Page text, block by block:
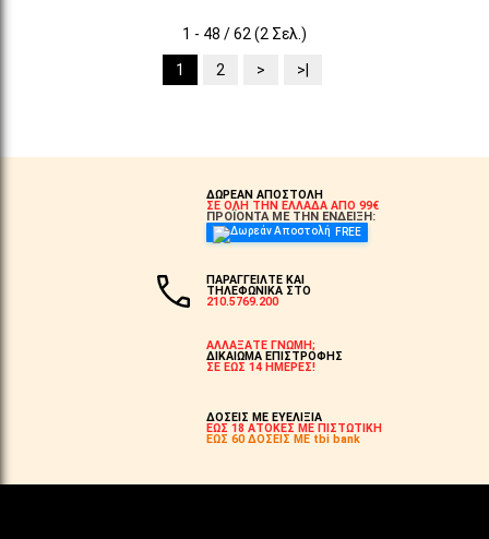
1 - 48 / 62 (2 Σελ.)
1 2 > >|
ΔΩΡΕΑΝ ΑΠΟΣΤΟΛΗ
ΣΕ ΟΛΗ ΤΗΝ ΕΛΛΑΔΑ ΑΠΟ 99€
ΠΡΟΪΟΝΤΑ ΜΕ ΤΗΝ ΕΝΔΕΙΞΗ:
FREE
ΠΑΡΑΓΓΕΙΛΤΕ ΚΑΙ
ΤΗΛΕΦΩΝΙΚΑ ΣΤΟ
210.5769.200
ΑΛΛΑΞΑΤΕ ΓΝΩΜΗ;
ΔΙΚΑΙΩΜΑ ΕΠΙΣΤΡΟΦΗΣ
ΣΕ ΕΩΣ 14 ΗΜΕΡΕΣ!
ΔΟΣΕΙΣ ΜΕ ΕΥΕΛΙΞΙΑ
ΕΩΣ 18 ΑΤΟΚΕΣ ΜΕ ΠΙΣΤΩΤΙΚΗ
ΕΩΣ 60 ΔΟΣΕΙΣ ΜΕ tbi bank